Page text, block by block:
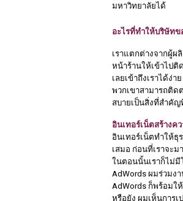
มหาวิทยาลัยได้
อะไรที่ทำให้บริษัท
เราแตกต่างจากผู้ผ
หน้าร้านให้เข้าไป
เลยเข้าถึงเราได้ง่
พวกเขาสามารถติด
สบายเป็นสิ่งที่สำคั
อินเทอร์เน็ตสร้างค
อินเทอร์เน็ตทำให้ธุ
เสมอ ก่อนที่เราจะ
ในตอนนั้นเราก็ไม่มี
AdWords ผมร่วมง
AdWords ก็พร้อมใ
หรือยัง ผมเห็นการ